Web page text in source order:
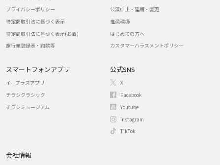
プライバシーポリシー
特定商取引法に基づく表示
特定商取引法に基づく表示(お酒)
旅行業登録表・約款等
公演中止・延期・変更
推奨環境
はじめての方へ
カスタマーハラスメントポリシー
スマートフォンアプリ
イープラスアプリ
チラシクラシック
チラシミュージアム
公式SNS
X
Facebook
Youtube
Instagram
TikTok
会社情報